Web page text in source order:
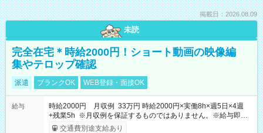
掲載日：2026.08.09
未読
完全在宅＊時給2000円！ショート動画の映像編
集やテロップ確認
派遣 ブランクOK WEB登録・面接OK
給与
時給2000円 月収例 33万円 時給2000円×実働8h×週5日×4週
+残業5h ※月収例を保証するものではありません。※給与即受
取りサービス利用可（利用条件有）
交通費別途支給あり